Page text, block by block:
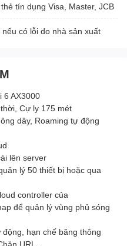
tín dụng Visa, Master, JCB
có lỗi do nhà sản xuất
6 AX3000
Cự ly 175 mét
dây, Roaming tự động
lên server
lý 50 thiết bị hoặc qua
controller của
để quản lý vùng phủ sóng
hạn chế băng thông
URL...